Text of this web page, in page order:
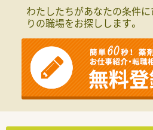
【募集背景と求める人物像について】
■岩国エリアにおける体制強化の
局長候補として活躍いただける
す。
■ドラッグストア併設店として地
やお客様に対して丁寧で明るい
す。
■調剤未経験の方やブランクがあ
30代後半までの若手から中堅層
わたしたちがあなたの条件
りの職場をお探しします。